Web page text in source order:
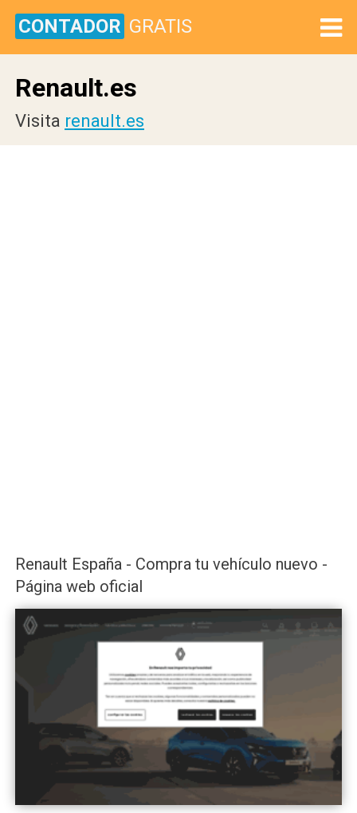
CONTADOR GRATIS
Renault.es
Visita renault.es
Renault España - Compra tu vehículo nuevo -
Página web oficial